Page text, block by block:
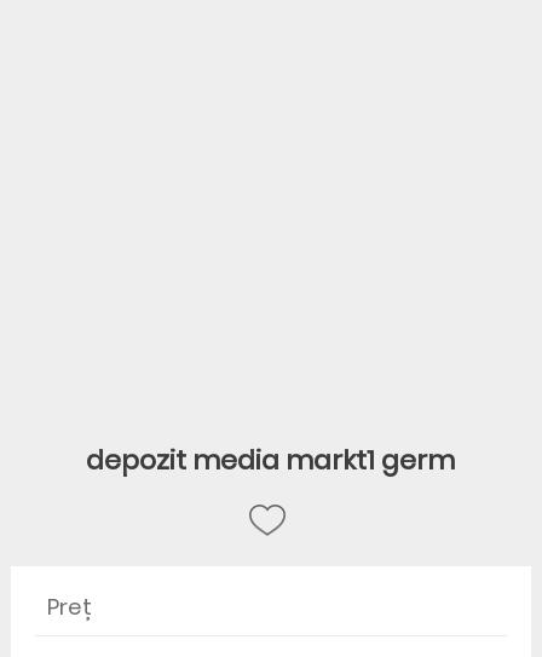
depozit media markt1 germ
Preț